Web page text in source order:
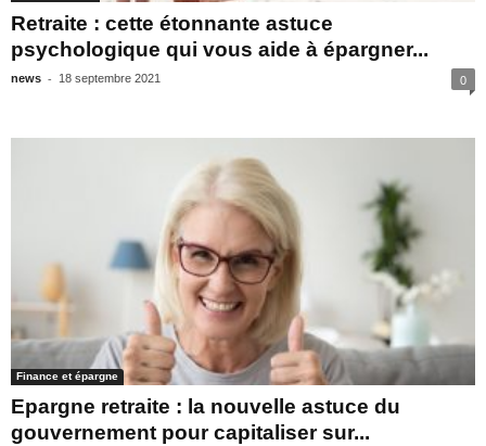
Retraite : cette étonnante astuce
psychologique qui vous aide à épargner...
news - 18 septembre 2021 0
Finance et épargne
Epargne retraite : la nouvelle astuce du
gouvernement pour capitaliser sur...